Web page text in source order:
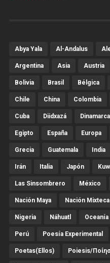
Abya Yala Al-Andalus
Argentina Asia Austria
Bolivia Brasil Bélgica
Chile China Colombia
Cuba Diidxazá Dinamarca
Egipto España Europa
Grecia Guatemala India
Irán Italia Japón
Las Sinsombrero México
Nación Maya Nación Mixteca
Nigeria Náhuatl Oceanía
Perú Poesía Experimental
Poetas(Ellos) Poiesis/